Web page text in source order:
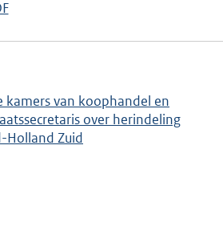
kamers van koophandel en
over herindeling
Holland Zuid